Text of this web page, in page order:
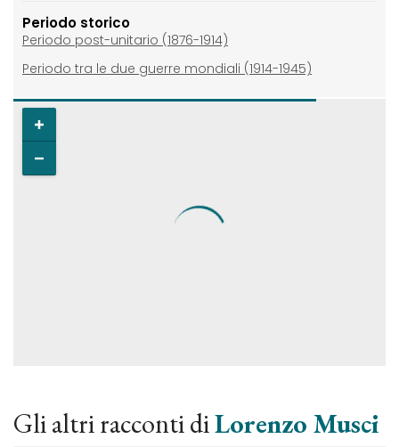
Periodo storico
Periodo post-unitario (1876-1914)
Periodo tra le due guerre mondiali (1914-1945)
Gli altri racconti diLorenzo Musci